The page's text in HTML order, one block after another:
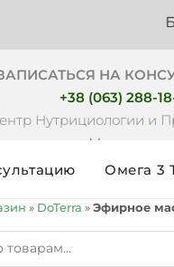
НА
+38 (063) 288-
Нутрициологии и
Медицины
Омега 3
» DoTerra »Эфирное